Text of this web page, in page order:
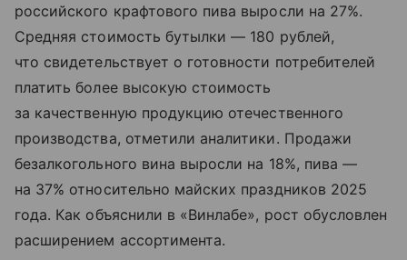
российского крафтового пива выросли на 27%.
Средняя стоимость бутылки — 180 рублей,
что свидетельствует о готовности потребителей
платить более высокую стоимость
за качественную продукцию отечественного
производства, отметили аналитики. Продажи
безалкогольного вина выросли на 18%, пива —
на 37% относительно майских праздников 2025
года. Как объяснили в «Винлабе», рост обусловлен
расширением ассортимента.